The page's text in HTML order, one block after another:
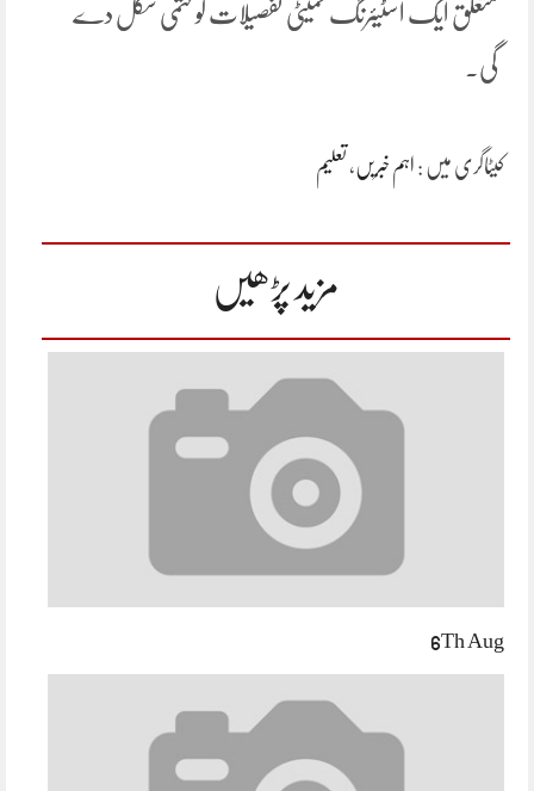
متعلق ایک اسٹیئرنگ کمیٹی تفصیلات کو حتمی شکل دے
گی۔
کیٹاگری میں : اہم خبریں ، تعلیم
مزید پڑھیں
6Th Aug